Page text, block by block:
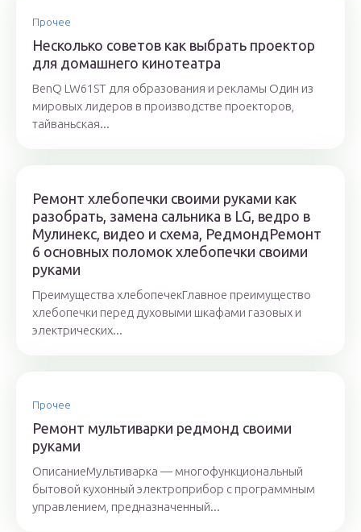
Прочее
Несколько советов как выбрать проектор
для домашнего кинотеатра
BenQ LW61ST для образования и рекламы Один из
мировых лидеров в производстве проекторов,
тайваньская...
Ремонт хлебопечки своими руками как
разобрать, замена сальника в LG, ведро в
Мулинекс, видео и схема, РедмондРемонт
6 основных поломок хлебопечки своими
руками
Преимущества хлебопечекГлавное преимущество
хлебопечки перед духовыми шкафами газовых и
электрических...
Прочее
Ремонт мультиварки редмонд своими
руками
ОписаниеМультиварка — многофункциональный
бытовой кухонный электроприбор с программным
управлением, предназначенный...